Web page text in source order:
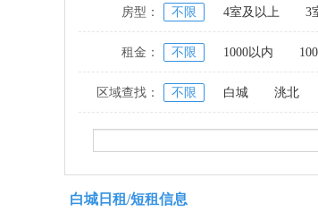
房型： 不限 4室及以上 3
租金： 不限 1000以内
区域查找： 不限 白城 洮北
白城日租/短租信息